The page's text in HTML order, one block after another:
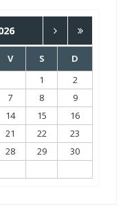
V S
D
1
2
7 8
9
14 15
16
21 22
23
28 29
30